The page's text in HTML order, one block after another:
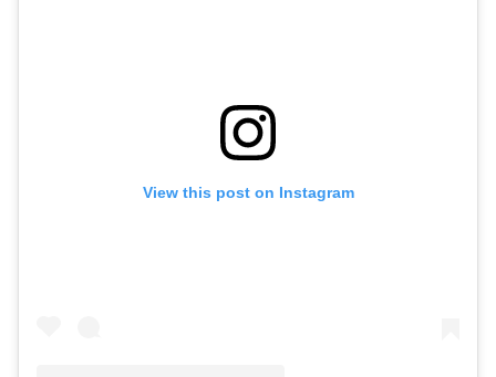
View this post on Instagram